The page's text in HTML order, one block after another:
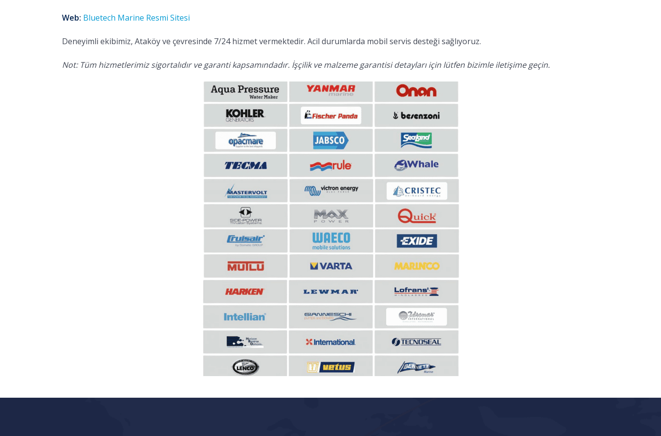
Web: Bluetech Marine Resmi Sitesi
Deneyimli ekibimiz, Ataköy ve çevresinde 7/24 hizmet vermektedir. Acil durumlarda mobil servis desteği sağlıyoruz.
Not: Tüm hizmetlerimiz sigortalıdır ve garanti kapsamındadır. İşçilik ve malzeme garantisi detayları için lütfen bizimle iletişime geçin.